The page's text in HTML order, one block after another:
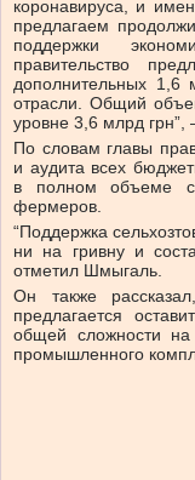
коронавируса, и
предлагаем
поддержки
правительство
дополнительных 1,6
отрасли. Общий
уровне 3,6 млрд
По словам главы
и аудита всех
в полном объеме
фермеров.
“Поддержка
ни на гривну и
отметил Шмыгаль.
Он также
предлагается
общей сложности
промышленного